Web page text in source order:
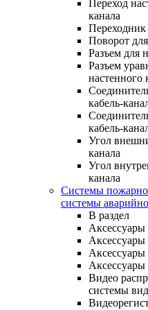
Переход
канала
Переходник
Поворот
Разъем для
Разъем
настенного
кабель-
кабель-
Угол
канала
Угол
канала
Системы
системы
В раздел
Аксессуары
Аксессуары
Видео
системы